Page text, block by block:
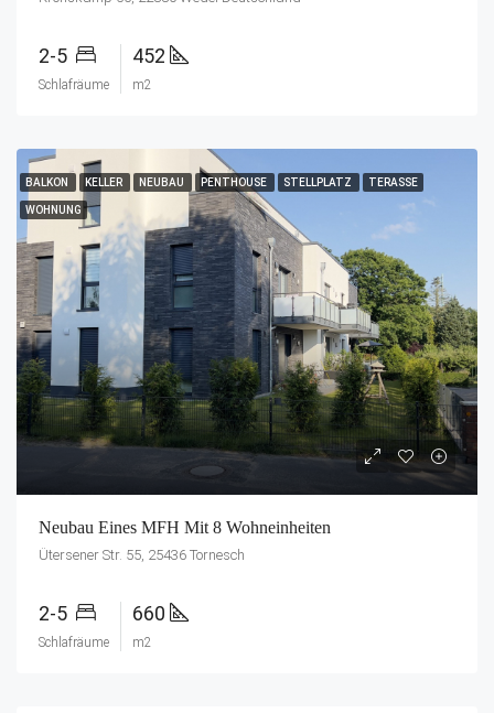
2-5
Schlafräume
452
m2
BALKON KELLER NEUBAU PENTHOUSE STELLPLATZ TERASSE
WOHNUNG
Neubau Eines MFH Mit 8 Wohneinheiten
Ütersener Str. 55, 25436 Tornesch
2-5
Schlafräume
660
m2